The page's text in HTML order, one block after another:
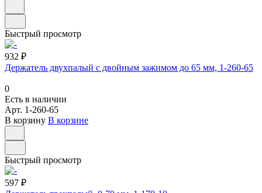
Быстрый просмотр
932 ₽
Держатель двухпалый с двойным зажимом до 65 мм, 1-260-65
0
Есть в наличии
Арт. 1-260-65
В корзину В корзине
Быстрый просмотр
597 ₽